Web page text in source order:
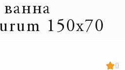
150х70
()